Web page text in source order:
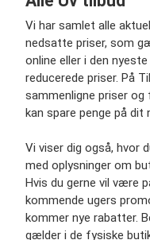
Vi har samlet alle
nedsatte priser, som
online eller i den
reducerede priser. På
sammenligne priser og
kan spare penge på
Vi viser dig også, hvor
med oplysninger om
Hvis du gerne vil være
kommende ugers
kommer nye rabatter.
gælder i de fysiske